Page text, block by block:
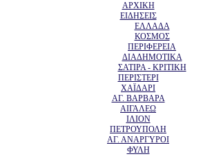
ΑΡΧΙΚΗ
ΕΙΔΗΣΕΙΣ
ΕΛΛΑΔΑ
ΚΟΣΜΟΣ
ΠΕΡΙΦΕΡΕΙΑ
ΔΙΑΔΗΜΟΤΙΚΑ
ΣΑΤΙΡΑ - ΚΡΙΤΙΚΗ
ΠΕΡΙΣΤΕΡΙ
ΧΑΪΔΑΡΙ
ΑΓ. ΒΑΡΒΑΡΑ
ΑΙΓΑΛΕΩ
ΙΛΙΟΝ
ΠΕΤΡΟΥΠΟΛΗ
ΑΓ. ΑΝΑΡΓΥΡΟΙ
ΦΥΛΗ